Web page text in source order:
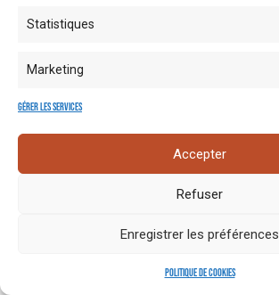
Statistiques
Marketing
Gérer les services
Accepter
Refuser
Enregistrer les préférences
Politique de cookies
Mentions